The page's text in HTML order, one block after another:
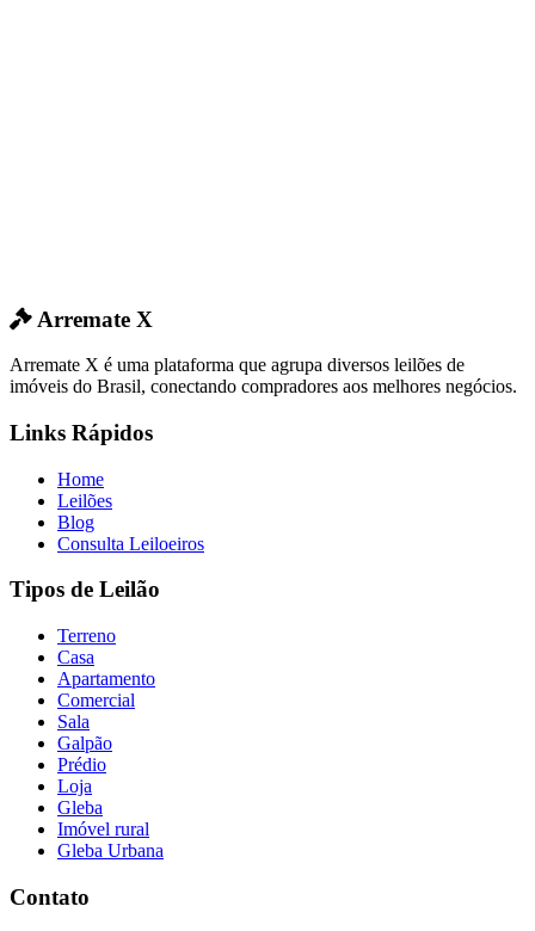
Arremate X
Arremate X é uma plataforma que agrupa diversos leilões de
imóveis do Brasil, conectando compradores aos melhores negócios.
Links Rápidos
Home
Leilões
Blog
Consulta Leiloeiros
Tipos de Leilão
Terreno
Casa
Apartamento
Comercial
Sala
Galpão
Prédio
Loja
Gleba
Imóvel rural
Gleba Urbana
Contato